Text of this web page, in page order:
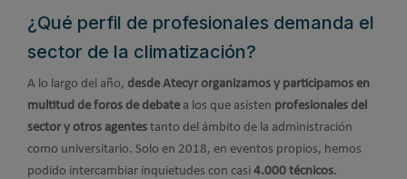
¿Qué perfil de profesionales demanda el
sector de la climatización?
A lo largo del año, desde Atecyr organizamos y participamos en
multitud de foros de debate a los que asisten profesionales del
sector y otros agentes tanto del ámbito de la administración
como universitario. Solo en 2018, en eventos propios, hemos
podido intercambiar inquietudes con casi 4.000 técnicos.